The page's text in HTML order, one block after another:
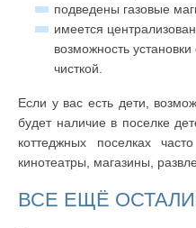
подведены газовые
имеется
возможность
чисткой.
Если у вас есть дети,
будет наличие в поселке
коттеджных поселках
кинотеатры, магазины,
ВСЕ ЕЩЁ